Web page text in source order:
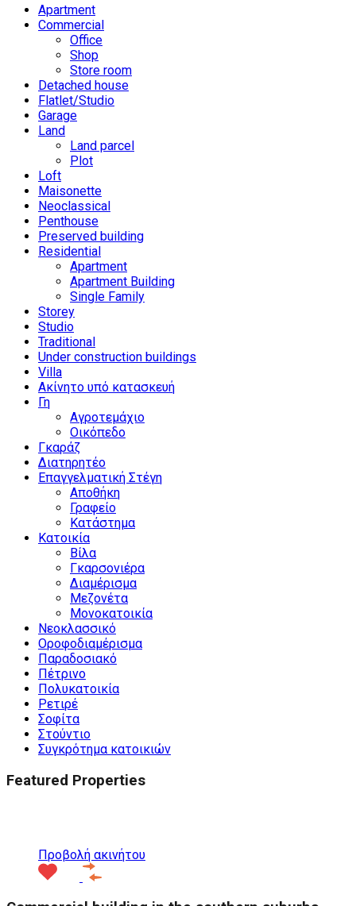
Apartment
Commercial
Office
Shop
Store room
Detached house
Flatlet/Studio
Garage
Land
Land parcel
Plot
Loft
Maisonette
Neoclassical
Penthouse
Preserved building
Residential
Apartment
Apartment Building
Single Family
Storey
Studio
Traditional
Under construction buildings
Villa
Ακίνητο υπό κατασκευή
Γη
Αγροτεμάχιο
Οικόπεδο
Γκαράζ
Διατηρητέο
Επαγγελματική Στέγη
Αποθήκη
Γραφείο
Κατάστημα
Κατοικία
Βίλα
Γκαρσονιέρα
Διαμέρισμα
Μεζονέτα
Μονοκατοικία
Νεοκλασσικό
Οροφοδιαμέρισμα
Παραδοσιακό
Πέτρινο
Πολυκατοικία
Ρετιρέ
Σοφίτα
Στούντιο
Συγκρότημα κατοικιών
Featured Properties
Προβολή ακινήτου